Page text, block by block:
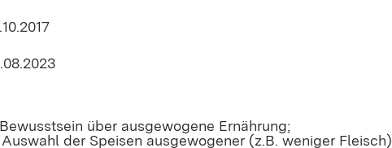
über ausgewogene Ernährung;
Auswahl der Speisen ausgewogener (z.B. weniger Fleisch)